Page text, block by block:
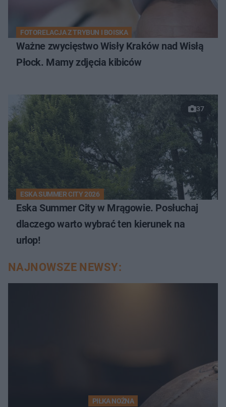
FOTORELACJA Z TRYBUN I BOISKA
Ważne zwycięstwo Wisły Kraków nad Wisłą
Płock. Mamy zdjęcia kibiców
37
ESKA SUMMER CITY 2026
Eska Summer City w Mrągowie. Posłuchaj
dlaczego warto wybrać ten kierunek na
urlop!
NAJNOWSZE NEWSY:
PIŁKA NOŻNA